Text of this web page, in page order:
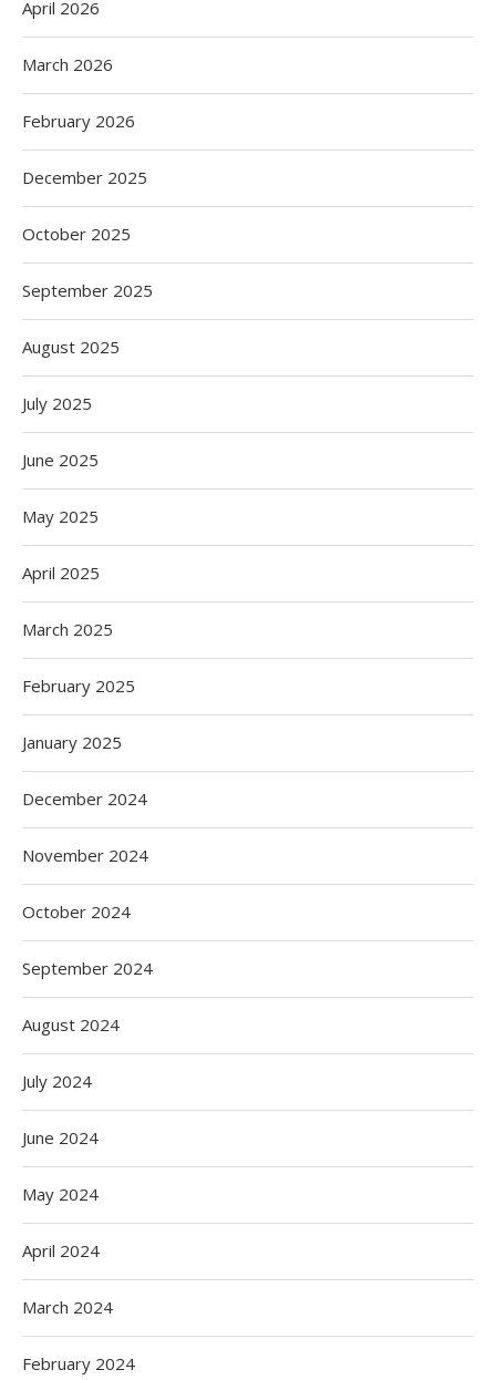
April 2026
March 2026
February 2026
December 2025
October 2025
September 2025
August 2025
July 2025
June 2025
May 2025
April 2025
March 2025
February 2025
January 2025
December 2024
November 2024
October 2024
September 2024
August 2024
July 2024
June 2024
May 2024
April 2024
March 2024
February 2024